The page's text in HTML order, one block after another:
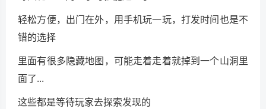
轻松方便，出门在外，用手机玩一玩，打发时间也是不
错的选择
里面有很多隐藏地图，可能走着走着就掉到一个山洞里
面了...
这些都是等待玩家去探索发现的